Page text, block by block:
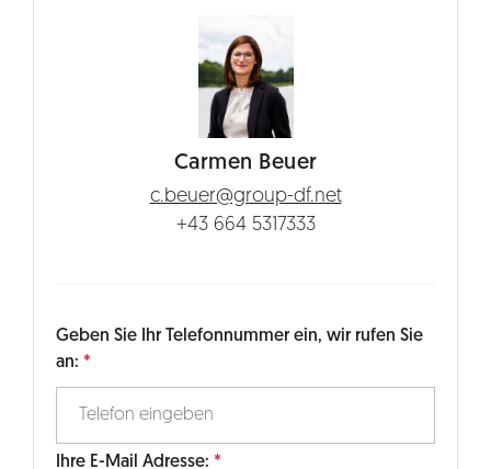
Carmen Beuer
c.beuer@group-df.net
+43 664 5317333
Geben Sie Ihr Telefonnummer ein, wir rufen Sie
an:
Ihre E-Mail Adresse: